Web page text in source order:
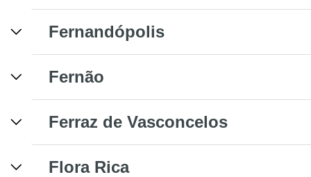
Fernandópolis
Fernão
Ferraz de Vasconcelos
Flora Rica